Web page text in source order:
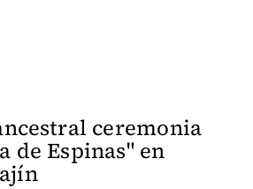
ceremonia
de Espinas" en